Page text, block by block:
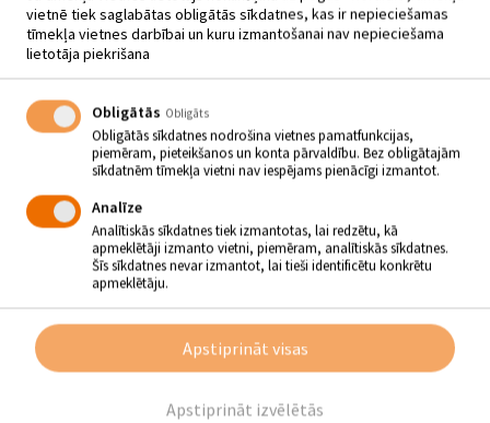
DAIGAS MELNACES
PERSONĀLIZSTĀDE – VELTĪJUMS
MAMMAI “ES NOLĒMU TEV
PRIEKU DĀVINĀT”
vietnē tiek saglabātas obligātās sīkdatnes, kas ir nepieciešamas
tīmekļa vietnes darbībai un kuru izmantošanai nav nepieciešama
lietotāja piekrišana
Obligātās Obligāts
Obligātās sīkdatnes nodrošina vietnes pamatfunkcijas,
piemēram, pieteikšanos un konta pārvaldību. Bez obligātajām
sīkdatnēm tīmekļa vietni nav iespējams pienācīgi izmantot.
Analīze
Analītiskās sīkdatnes tiek izmantotas, lai redzētu, kā
apmeklētāji izmanto vietni, piemēram, analītiskās sīkdatnes.
Šīs sīkdatnes nevar izmantot, lai tieši identificētu konkrētu
apmeklētāju.
Apstiprināt izvēlētās
Apstiprināt visas